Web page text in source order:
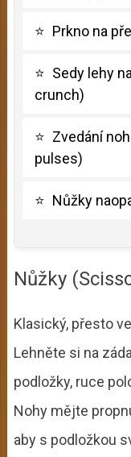
⭐ Prkno na
⭐ Sedy lehy
crunch)
⭐ Zvedání
pulses)
⭐ Nůžky
Nůžky
Klasický, přesto
Lehněte si na
podložky, ruce
Nohy mějte
aby s podložkou